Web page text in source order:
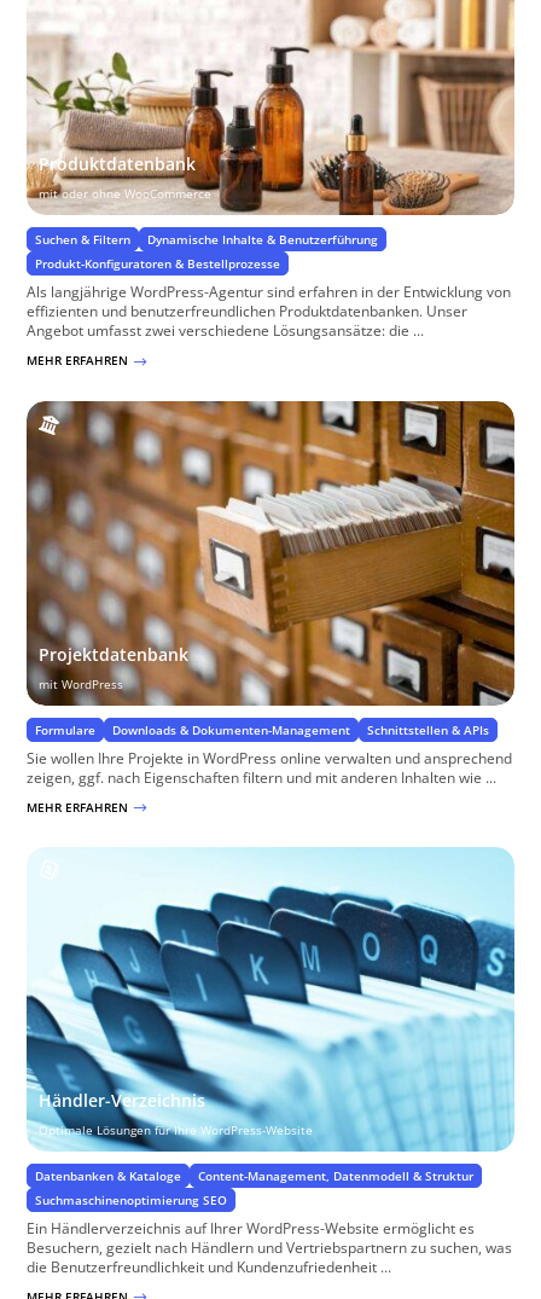
Produktdatenbank
mit oder ohne WooCommerce
Suchen & Filtern
Dynamische Inhalte & Benutzerführung
Produkt-Konfiguratoren & Bestellprozesse
Als langjährige WordPress-Agentur sind erfahren in der Entwicklung von
effizienten und benutzerfreundlichen Produktdatenbanken. Unser
Angebot umfasst zwei verschiedene Lösungsansätze: die ...
MEHR ERFAHREN $
Projektdatenbank
mit WordPress
Formulare Downloads & Dokumenten-Management Schnittstellen & APIs
Sie wollen Ihre Projekte in WordPress online verwalten und ansprechend
zeigen, ggf. nach Eigenschaften filtern und mit anderen Inhalten wie ...
MEHR ERFAHREN $
Händler-Verzeichnis
Optimale Lösungen für Ihre WordPress-Website
Datenbanken & Kataloge
Content-Management, Datenmodell & Struktur
Suchmaschinenoptimierung SEO
Ein Händlerverzeichnis auf Ihrer WordPress-Website ermöglicht es
Besuchern, gezielt nach Händlern und Vertriebspartnern zu suchen, was
die Benutzerfreundlichkeit und Kundenzufriedenheit ...